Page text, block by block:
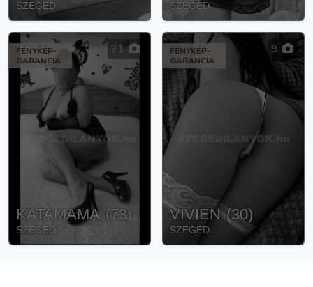
SZEGED SZEGED
FÉNYKÉP-
GARANCIA
21
KATAMAMA (73)
SZEGED
FÉNYKÉP-
GARANCIA
9
VIVIEN (30)
SZEGED